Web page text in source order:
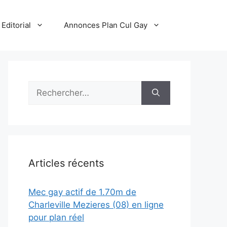
Editorial Annonces Plan Cul Gay
Rechercher :
Articles récents
Mec gay actif de 1.70m de
Charleville Mezieres (08) en ligne
pour plan réel